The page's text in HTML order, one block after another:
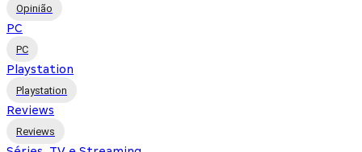
Opinião
PC
PC
Playstation
Playstation
Reviews
Reviews